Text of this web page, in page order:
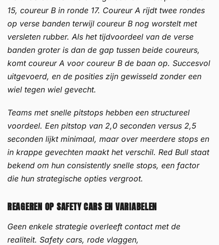
15, coureur B in ronde 17. Coureur A rijdt twee rondes
op verse banden terwijl coureur B nog worstelt met
versleten rubber. Als het tijdvoordeel van de verse
banden groter is dan de gap tussen beide coureurs,
komt coureur A voor coureur B de baan op. Succesvol
uitgevoerd, en de posities zijn gewisseld zonder een
wiel tegen wiel gevecht.
Teams met snelle pitstops hebben een structureel
voordeel. Een pitstop van 2,0 seconden versus 2,5
seconden lijkt minimaal, maar over meerdere stops en
in krappe gevechten maakt het verschil. Red Bull staat
bekend om hun consistently snelle stops, een factor
die hun strategische opties vergroot.
REAGEREN OP SAFETY CARS EN VARIABELEN
Geen enkele strategie overleeft contact met de
realiteit. Safety cars, rode vlaggen,